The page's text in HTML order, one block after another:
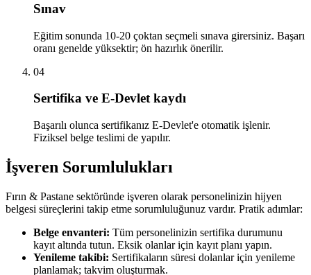
Sınav
Eğitim sonunda 10-20 çoktan seçmeli sınava girersiniz. Başarı
oranı genelde yüksektir; ön hazırlık önerilir.
04
Sertifika ve E-Devlet kaydı
Başarılı olunca sertifikanız E-Devlet'e otomatik işlenir.
Fiziksel belge teslimi de yapılır.
İşveren Sorumlulukları
Fırın & Pastane sektöründe işveren olarak personelinizin hijyen
belgesi süreçlerini takip etme sorumluluğunuz vardır. Pratik adımlar:
Belge envanteri: Tüm personelinizin sertifika durumunu
kayıt altında tutun. Eksik olanlar için kayıt planı yapın.
Yenileme takibi: Sertifikaların süresi dolanlar için yenileme
planlamak; takvim oluşturmak.